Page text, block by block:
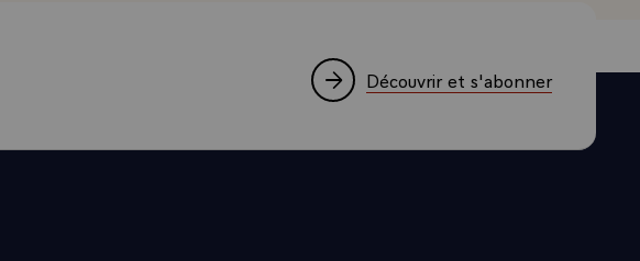
Découvrir et s'abonner